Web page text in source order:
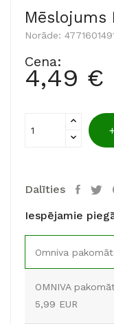
Mēslojums
Norāde:
Cena:
4,49 €
Dalīties
Iespējamie
Omniva
OMNIVA
5,99 EUR